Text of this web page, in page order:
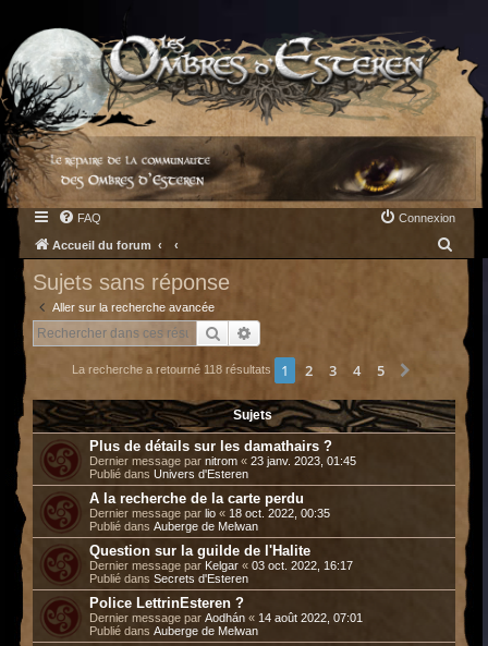
FAQ Connexion
Accueil du forum
c
h
Sujets sans réponse
Aller sur la recherche avancée
Rechercher
La recherche a retourné 118 résultats 1 2 3 4 5
Sujets
Plus de détails sur les damathairs ?
Dernier message par nitrom « 23 janv. 2023, 01:45
Publié dans Univers d'Esteren
A la recherche de la carte perdu
Dernier message par lio « 18 oct. 2022, 00:35
Publié dans Auberge de Melwan
Question sur la guilde de l'Halite
Dernier message par Kelgar « 03 oct. 2022, 16:17
Publié dans Secrets d'Esteren
Police LettrinEsteren ?
Dernier message par Aodhán « 14 août 2022, 07:01
Publié dans Auberge de Melwan